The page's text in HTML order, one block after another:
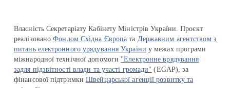
Власність Секретаріату Кабінету Міністрів України. Проєкт
реалізованоФондом Східна Європа та Державним агентством з
питань електронного урядування України у межах програми
міжнародної технічної допомоги "Електронне врядування
задля підзвітності влади та участі громади" (EGAP), за
фінансової підтримкиШвейцарської агенції розвитку та